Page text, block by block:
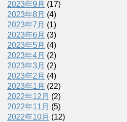
2023年9月 (17)
2023年8月 (4)
2023年7月 (1)
2023年6月 (3)
2023年5月 (4)
2023年4月 (2)
2023年3月 (2)
2023年2月 (4)
2023年1月 (22)
2022年12月 (2)
2022年11月 (5)
2022年10月 (12)